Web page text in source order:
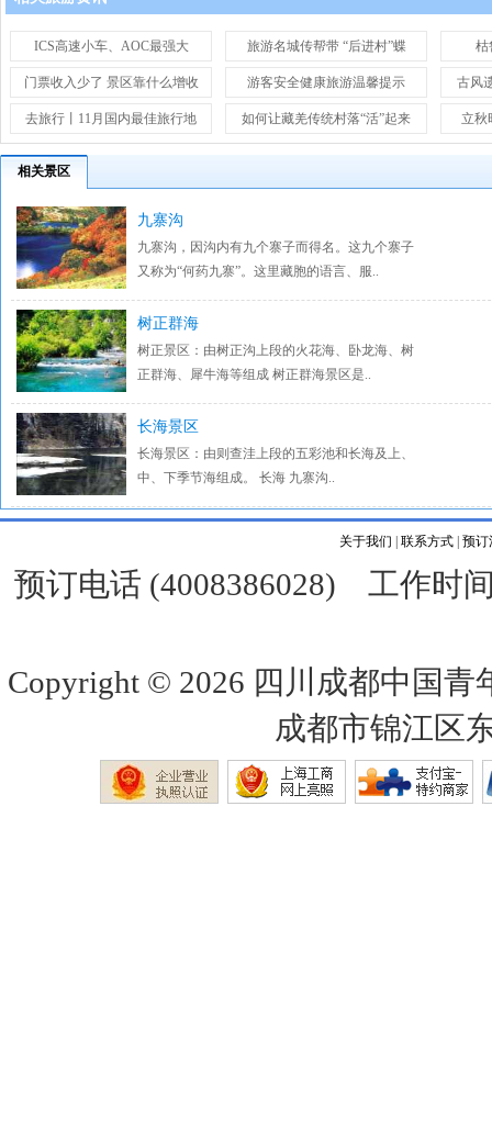
ICS高速小车、AOC最强大 旅游名城传帮带 “后进村”蝶 枯
门票收入少了 景区靠什么增收 游客安全健康旅游温馨提示 古风
去旅行丨11月国内最佳旅行地 如何让藏羌传统村落“活”起来 立秋
相关景区
九寨沟
九寨沟，因沟内有九个寨子而得名。这九个寨子
又称为“何药九寨”。这里藏胞的语言、服..
树正群海
树正景区：由树正沟上段的火花海、卧龙海、树
正群海、犀牛海等组成 树正群海景区是..
长海景区
长海景区：由则查洼上段的五彩池和长海及上、
中、下季节海组成。 长海 九寨沟..
关于我们 联系方式| 预订
预订电话 (4008386028) 工作时
Copyright © 2026 四川成都中国青
成都市锦江区